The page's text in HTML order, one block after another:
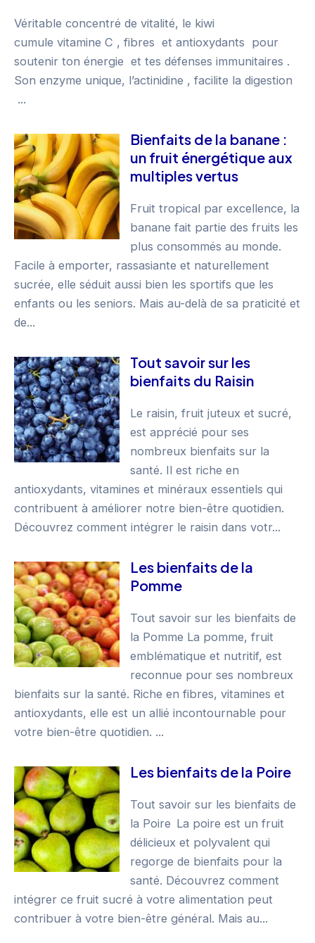
Véritable concentré de vitalité, le kiwi
cumule vitamine C , fibres et antioxydants pour
soutenir ton énergie et tes défenses immunitaires .
Son enzyme unique, l’actinidine , facilite la digestion
...
Bienfaits de la banane :
un fruit énergétique aux
multiples vertus
Fruit tropical par excellence, la
banane fait partie des fruits les
plus consommés au monde.
Facile à emporter, rassasiante et naturellement
sucrée, elle séduit aussi bien les sportifs que les
enfants ou les seniors. Mais au-delà de sa praticité et
de...
Tout savoir sur les
bienfaits du Raisin
Le raisin, fruit juteux et sucré,
est apprécié pour ses
nombreux bienfaits sur la
santé. Il est riche en
antioxydants, vitamines et minéraux essentiels qui
contribuent à améliorer notre bien-être quotidien.
Découvrez comment intégrer le raisin dans votr...
Les bienfaits de la
Pomme
Tout savoir sur les bienfaits de
la Pomme La pomme, fruit
emblématique et nutritif, est
reconnue pour ses nombreux
bienfaits sur la santé. Riche en fibres, vitamines et
antioxydants, elle est un allié incontournable pour
votre bien-être quotidien. ...
Les bienfaits de la Poire
Tout savoir sur les bienfaits de
la Poire La poire est un fruit
délicieux et polyvalent qui
regorge de bienfaits pour la
santé. Découvrez comment
intégrer ce fruit sucré à votre alimentation peut
contribuer à votre bien-être général. Mais au...